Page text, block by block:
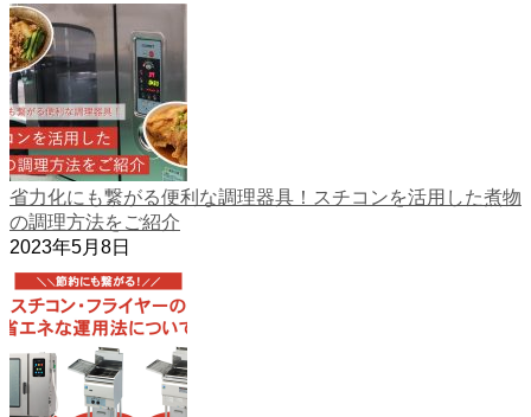
省力化にも繋がる便利な調理器具！スチコンを活用した煮物
の調理方法をご紹介
2023年5月8日